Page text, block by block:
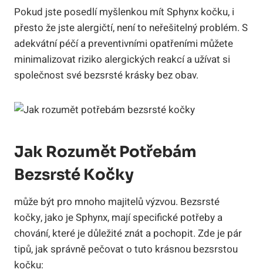
Pokud jste posedlí myšlenkou mít Sphynx kočku, i
přesto že jste alergičtí, není to neřešitelný problém. S
adekvátní péčí a preventivními opatřeními můžete
minimalizovat riziko alergických reakcí a užívat si
společnost své bezsrsté krásky bez obav.
Jak Rozumět Potřebám
Bezsrsté Kočky
může být pro mnoho majitelů výzvou. Bezsrsté
kočky, jako je Sphynx, mají specifické potřeby a
chování, které je důležité znát a pochopit. Zde je pár
tipů, jak správně pečovat o tuto krásnou bezsrstou
kočku: